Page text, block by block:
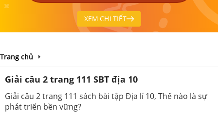
XEM CHI TIẾT
Trang chủ
Giải câu 2 trang 111 SBT địa 10
Giải câu 2 trang 111 sách bài tập Địa lí 10, Thế nào là sự
phát triển bền vững?